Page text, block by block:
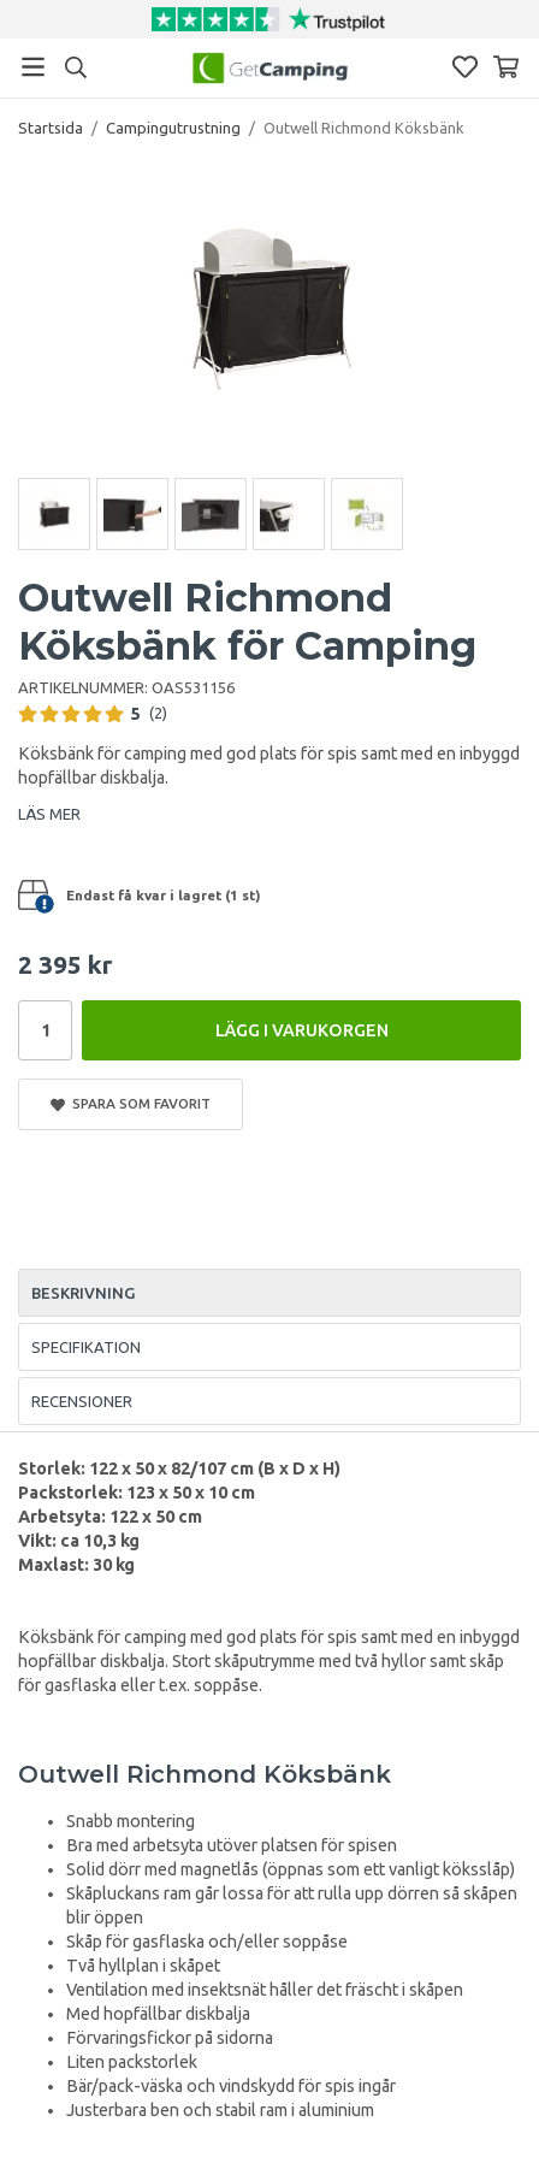
Startsida / Campingutrustning / Outwell Richmond Köksbänk
Outwell Richmond
Köksbänk för Camping
ARTIKELNUMMER: OAS531156
5 (2)
Köksbänk för camping med god plats för spis samt med en inbyggd
hopfällbar diskbalja.
LÄS MER
Endast få kvar i lagret (1 st)
2 395 kr
LÄGG I VARUKORGEN
SPARA SOM FAVORIT
BESKRIVNING
SPECIFIKATION
RECENSIONER
Storlek: 122 x 50 x 82/107 cm (B x D x H)
Packstorlek: 123 x 50 x 10 cm
Arbetsyta: 122 x 50 cm
Vikt: ca 10,3 kg
Maxlast: 30 kg
Köksbänk för camping med god plats för spis samt med en inbyggd
hopfällbar diskbalja. Stort skåputrymme med två hyllor samt skåp
för gasflaska eller t.ex. soppåse.
Outwell Richmond Köksbänk
Snabb montering
Bra med arbetsyta utöver platsen för spisen
Solid dörr med magnetlås (öppnas som ett vanligt köksslåp)
Skåpluckans ram går lossa för att rulla upp dörren så skåpen
blir öppen
Skåp för gasflaska och/eller soppåse
Två hyllplan i skåpet
Ventilation med insektsnät håller det fräscht i skåpen
Med hopfällbar diskbalja
Förvaringsfickor på sidorna
Liten packstorlek
Bär/pack-väska och vindskydd för spis ingår
Justerbara ben och stabil ram i aluminium